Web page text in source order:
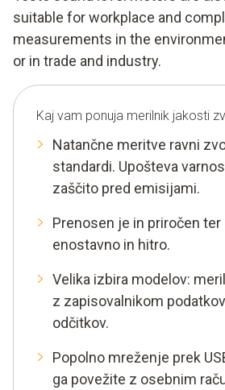
suitable for workplace and
measurements in the
or in trade and industry.
Kaj vam ponuja merilnik jakosti
Natančne meritve ravni
standardi. Upošteva
zaščito pred emisijami.
Prenosen je in priročen ter
enostavno in hitro.
Velika izbira modelov:
z zapisovalnikom
odčitkov.
Popolno mreženje prek
ga povežite z osebnim